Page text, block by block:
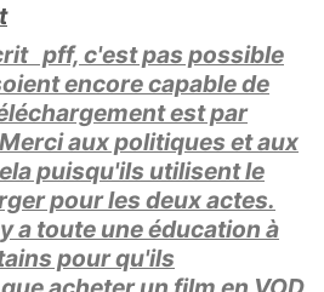
pff, c'est pas possible
encore capable de
est par
aux politiques et aux
puisqu'ils utilisent le
pour les deux actes.
a toute une éducation à
pour qu'ils